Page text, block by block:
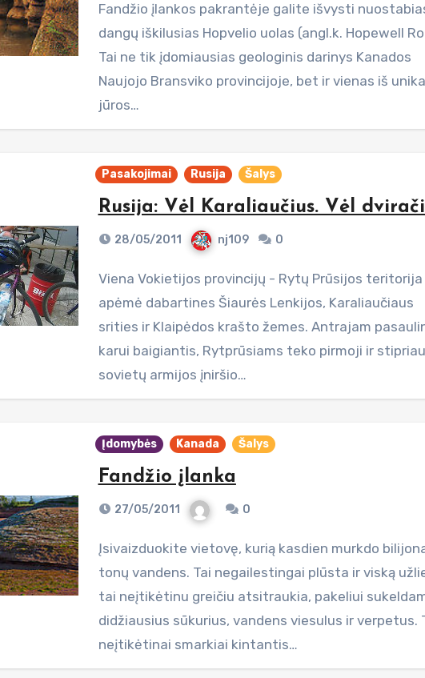
Fandžio įlankos pakrantėje galite išvysti nuostabias, į
dangų iškilusias Hopvelio uolas (angl.k. Hopewell
Tai ne tik įdomiausias geologinis darinys Kanados
Naujojo Bransviko provincijoje, bet ir vienas iš
jūros…
Pasakojimai Rusija Šalys
Rusija: Vėl Karaliaučius. Vėl
28/05/2011 nj109 0
Viena Vokietijos provincijų - Rytų Prūsijos teritorija -
apėmė dabartines Šiaurės Lenkijos, Karaliaučiaus
srities ir Klaipėdos krašto žemes. Antrajam
karui baigiantis, Rytprūsiams teko pirmoji ir
sovietų armijos įniršio…
Įdomybės Kanada Šalys
Fandžio įlanka
27/05/2011 0
Įsivaizduokite vietovę, kurią kasdien murkdo bilijonai
tonų vandens. Tai negailestingai plūsta ir viską
tai neįtikėtinu greičiu atsitraukia, pakeliui
didžiausius sūkurius, vandens viesulus ir verpetus.
neįtikėtinai smarkiai kintantis…